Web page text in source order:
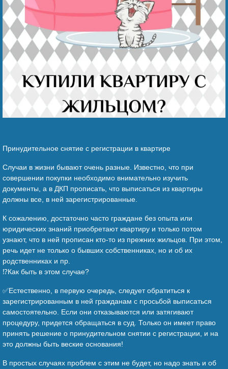
Принудительное снятие с регистрации в квартире
Случаи в жизни бывают очень разные. Известно, что при
совершении покупки необходимо внимательно изучить
документы, а в ДКП прописать, что выписаться из квартиры
должны все, в ней зарегистрированные.
К сожалению, достаточно часто граждане без опыта или
юридических знаний приобретают квартиру и только потом
узнают, что в ней прописан кто-то из прежних жильцов. При этом,
речь идет не только о бывших собственниках, но и об их
родственниках и пр.
⁉️Как быть в этом случае?
✅Естественно, в первую очередь, следует обратиться к
зарегистрированным в ней гражданам с просьбой выписаться
самостоятельно. Если они отказываются или затягивают
процедуру, придется обращаться в суд. Только он имеет право
принять решение о принудительном снятии с регистрации, и на
это должны быть веские основания!
В простых случаях проблем с этим не будет, но надо знать и об